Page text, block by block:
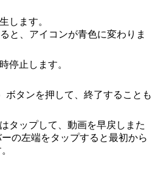
します。
と、アイコンが青色に変わりま
停止します。
ボタンを押して、終了することも
タップして、動画を早戻しまた
の左端をタップすると最初から